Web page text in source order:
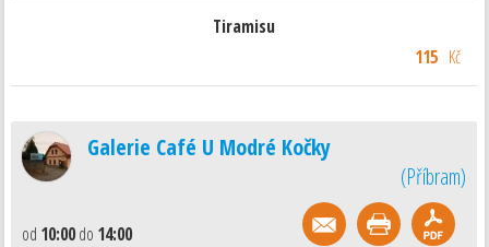
Tiramisu
115 Kč
Galerie Café U Modré Kočky
(Příbram)
od 10:00do 14:00